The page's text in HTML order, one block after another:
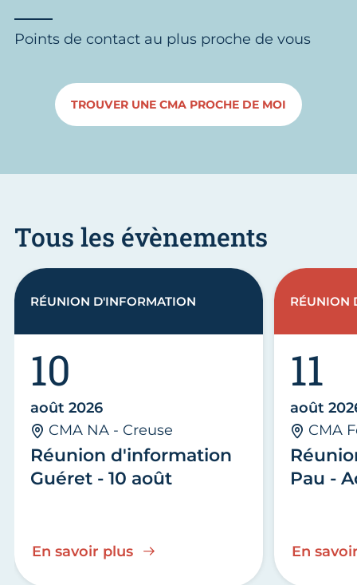
Points de contact au plus proche de vous
TROUVER UNE CMA PROCHE DE MOI
Tous les évènements
Réunion d'information
Guéret - 10 août
10
août 2026
CMA NA - Creuse
En savoir plus
RÉUNION D'INFORMATION
Pau -
11
août
CMA
En
RÉUNION